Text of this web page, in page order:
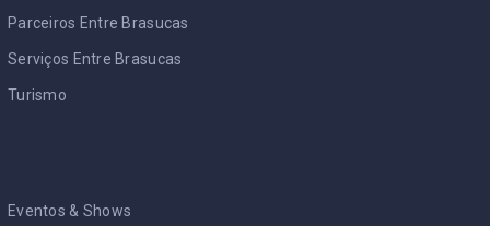
Parceiros Entre Brasucas
Serviços Entre Brasucas
Turismo
Eventos & Shows